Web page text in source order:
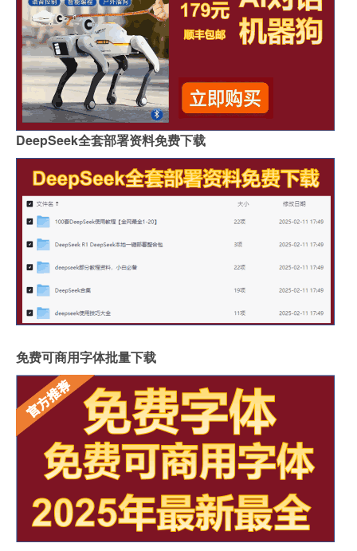
DeepSeek全套部署资料免费下载
免费可商用字体批量下载